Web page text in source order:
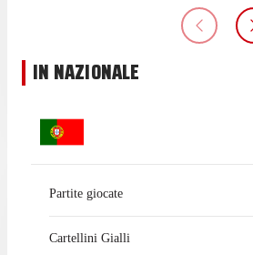
IN NAZIONALE
Partite giocate
Cartellini Gialli